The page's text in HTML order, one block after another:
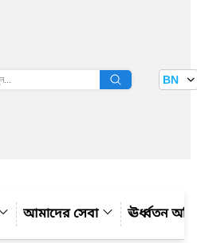
বাতায়ন BN
আমাদের সেবা ঊর্ধ্বতন